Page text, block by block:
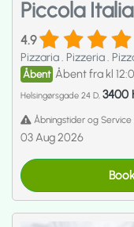
Piccola
4.9
Pizzaria. Pizzeria.
Åbent Åbent fra kl
Helsingørsgade 24 D, 3400
Åbningstider og
03 Aug 2026